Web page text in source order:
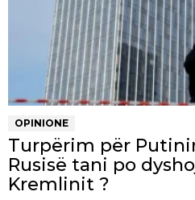
OPINIONE
Turpërim për
Rusisë tani po
Kremlinit ?